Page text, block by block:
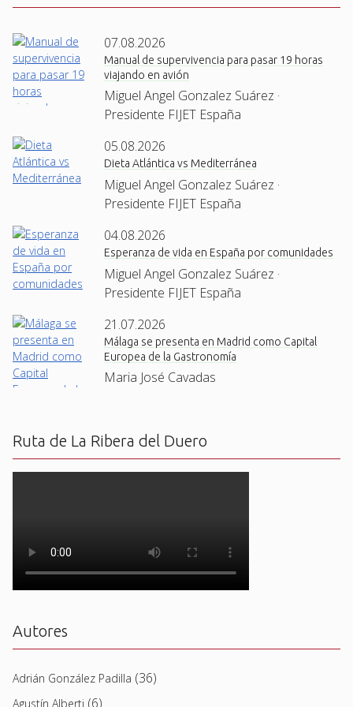
07.08.2026
Manual de supervivencia para pasar 19 horas
viajando en avión
Miguel Angel Gonzalez Suárez ·
Presidente FIJET España
05.08.2026
Dieta Atlántica vs Mediterránea
Miguel Angel Gonzalez Suárez ·
Presidente FIJET España
04.08.2026
Esperanza de vida en España por comunidades
Miguel Angel Gonzalez Suárez ·
Presidente FIJET España
21.07.2026
Málaga se presenta en Madrid como Capital
Europea de la Gastronomía
Maria José Cavadas
Ruta de La Ribera del Duero
Autores
Adrián González Padilla (36)
Agustín Alberti (6)